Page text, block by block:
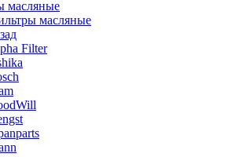
масляные
масляные
Filter